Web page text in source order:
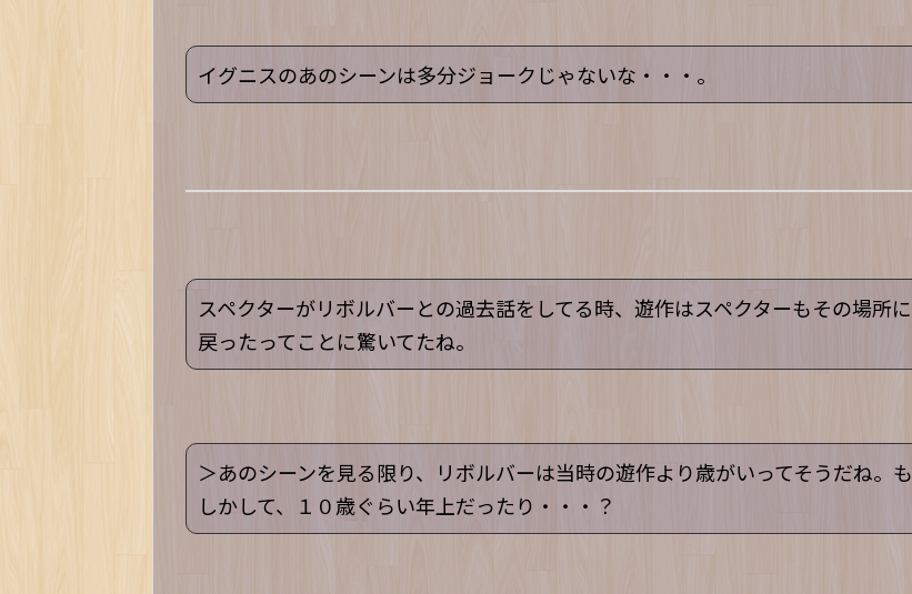
イグニスのあのシーンは多分ジョークじゃないな・・・。
スペクターがリボルバーとの過去話をしてる時、遊作はスペクターもその場所に
戻ったってことに驚いてたね。
＞あのシーンを見る限り、リボルバーは当時の遊作より歳がいってそうだね。も
しかして、１０歳ぐらい年上だったり・・・？